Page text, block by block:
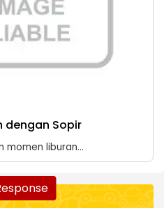
dengan Sopir
momen liburan...